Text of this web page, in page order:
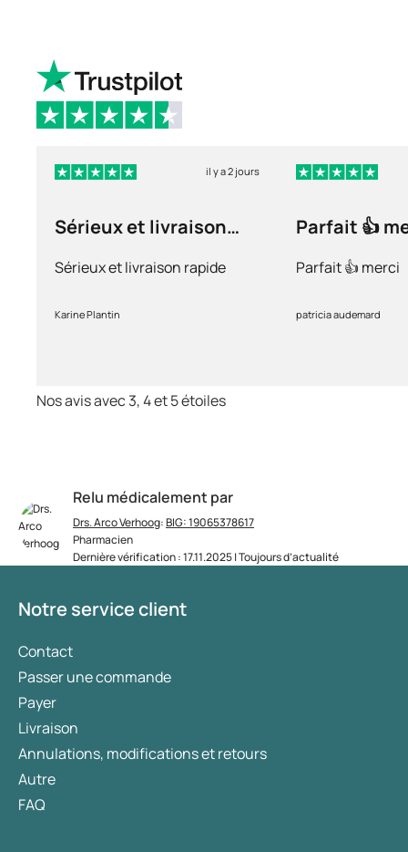
Relu médicalement par
Drs. Arco Verhoog:BIG: 19065378617
Pharmacien
Dernière vérification : 17.11.2025 | Toujours d’actualité
il y a 2 jours
Sérieux et livraison
Sérieux et livraison rapide
Karine Plantin
Parfait 👍
Parfait 👍 merci
patricia audemard
Nos avis avec 3, 4 et 5 étoiles
Notre service client
Contact
Passer une commande
Payer
Livraison
Annulations, modifications et retours
Autre
FAQ